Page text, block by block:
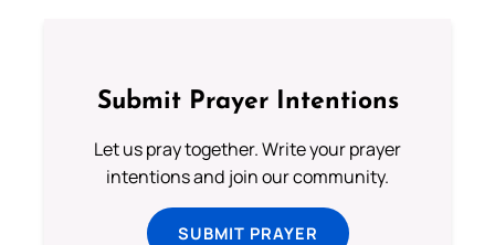
Submit Prayer Intentions
Let us pray together. Write your prayer
intentions and join our community.
SUBMIT PRAYER